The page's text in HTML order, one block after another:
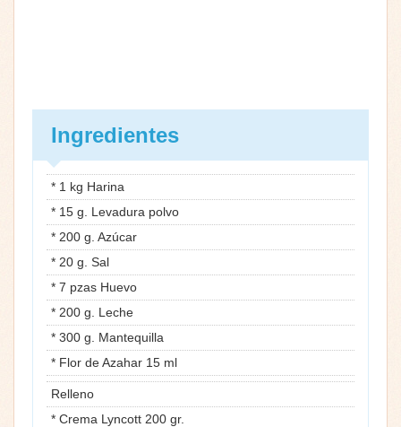
Ingredientes
* 1 kg Harina
* 15 g. Levadura polvo
* 200 g. Azúcar
* 20 g. Sal
* 7 pzas Huevo
* 200 g. Leche
* 300 g. Mantequilla
* Flor de Azahar 15 ml
Relleno
* Crema Lyncott 200 gr.